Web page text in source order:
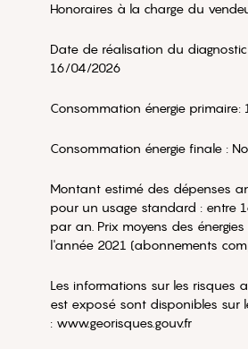
Honoraires à la charge du
Date de réalisation du
16/04/2026
Consommation énergie
Consommation énergie finale :
Montant estimé des dépenses
pour un usage standard : entre
par an. Prix moyens des
l'année 2021 (abonnements
Les informations sur les risques
est exposé sont disponibles sur
: www.georisques.gouv.fr